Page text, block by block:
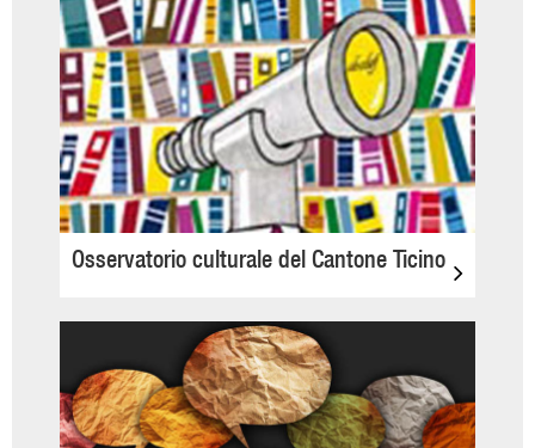
Osservatorio culturale del Cantone Ticino